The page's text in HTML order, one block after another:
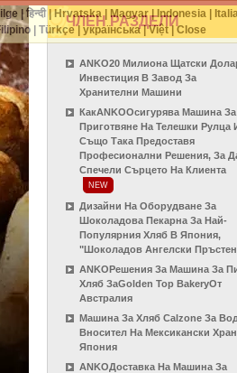
ЧЛЕН РАЗДЕЛИ
ANKO20 Милиона Щатски
Инвестиция В Завод За
Хранителни Машини
КакANKOОсигурява Машина За
Приготвяне На Телешки Рулца
Също Така Предоставя
Професионални Решения, За
Спечели Сърцето На Клиента
NEW
Дизайни На Оборудване За
Шоколадова Пекарна За Най-
Популярния Хляб В Япония,
"Шоколадов Ангелски
ANKOРешения За Машина За
Хляб ЗаGolden Top BakeryОт
Австралия
Машина За Хляб Calzone За
Вносител На Мексикански
Япония
ANKOДоставка На Машина За
|हिन्दी| Hrvatska| Magyar|Indonesia|
|Türkçe|українська|Việt|Close